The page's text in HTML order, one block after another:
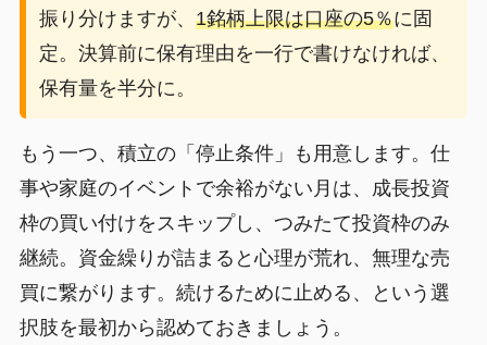
振り分けますが、 1銘柄上限は口座の5％に固
定。決算前に保有理由を一行で書けなければ、
保有量を半分に。
もう一つ、積立の「停止条件」も用意します。仕
事や家庭のイベントで余裕がない月は、成長投資
枠の買い付けをスキップし、つみたて投資枠のみ
継続。資金繰りが詰まると心理が荒れ、無理な売
買に繋がります。続けるために止める、という選
択肢を最初から認めておきましょう。